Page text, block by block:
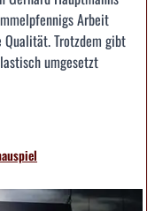
Arbeit
Trotzdem gibt
umgesetzt